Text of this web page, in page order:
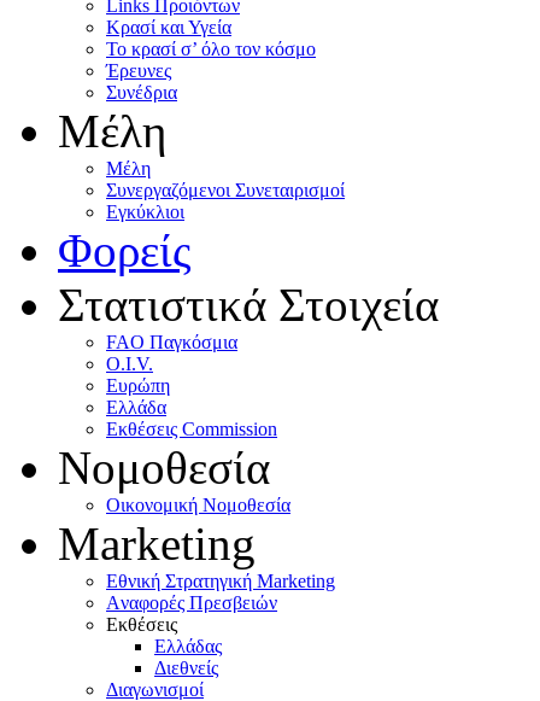
Links Προιόντων
Κρασί και Υγεία
To κρασί σ’ όλο τον κόσμο
Έρευνες
Συνέδρια
Μέλη
Mέλη
Συνεργαζόμενοι Συνεταιρισμοί
Εγκύκλιοι
Φορείς
Στατιστικά Στοιχεία
FAO Παγκόσμια
O.I.V.
Ευρώπη
Ελλάδα
Eκθέσεις Commission
Νομοθεσία
Οικονομική Νομοθεσία
Marketing
Eθνική Στρατηγική Marketing
Aναφορές Πρεσβειών
Eκθέσεις
Eλλάδας
Διεθνείς
Διαγωνισμοί